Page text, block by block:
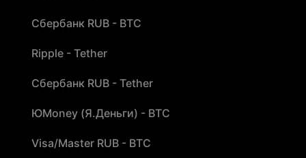
Сбербанк RUB - BTC
Ripple - Tether
Сбербанк RUB - Tether
ЮMoney (Я.Деньги) - BTC
Visa/Master RUB - BTC